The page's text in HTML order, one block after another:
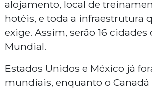
alojamento, local de
hotéis, e toda a infraestrutura
exige. Assim, serão 16
Mundial.
Estados Unidos e México já
mundiais, enquanto o